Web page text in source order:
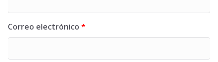
Correo electrónico *